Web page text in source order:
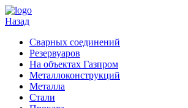
Назад
Cварных соединений
Резервуаров
На объектах Газпром
Металлоконструкций
Металла
Стали